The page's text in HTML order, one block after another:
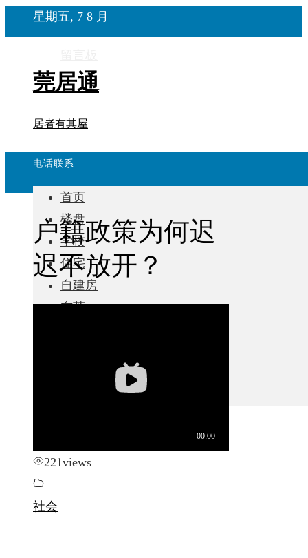
星期五, 7 8 月
莞居通
居者有其屋
电话联系
首页
楼盘
学校
住宅
自建房
东莞
户籍政策为何迟
迟不放开？
221views
社会